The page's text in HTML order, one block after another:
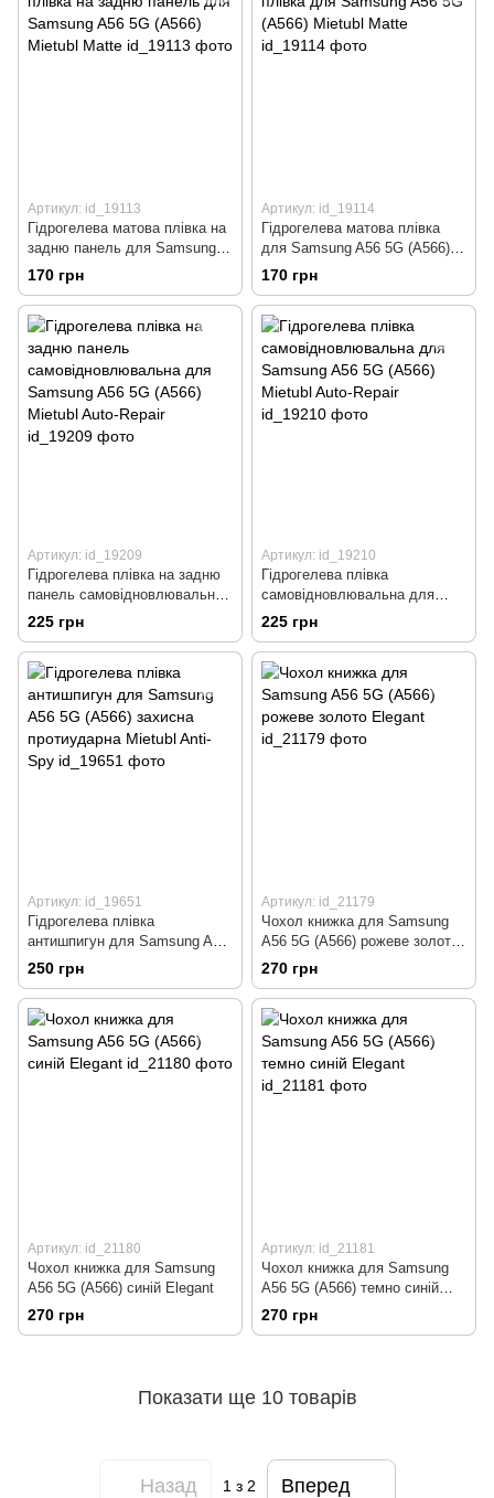
Артикул: id_19113
Гідрогелева матова плівка на
задню панель для Samsung
A56 5G (A566) Mietubl Matte
170 грн
Артикул: id_19114
Гідрогелева матова плівка
для Samsung A56 5G (A566)
Mietubl Matte
170 грн
Артикул: id_19209
Гідрогелева плівка на задню
панель самовідновлювальна
для Samsung A56 5G (A566)
Mietubl Auto-Repair
225 грн
Артикул: id_19210
Гідрогелева плівка
самовідновлювальна для
Samsung A56 5G (A566)
Mietubl Auto-Repair
225 грн
Артикул: id_19651
Гідрогелева плівка
антишпигун для Samsung A56
5G (A566) захисна
протиударна Mietubl Anti-Spy
250 грн
Артикул: id_21179
Чохол книжка для Samsung
A56 5G (A566) рожеве золото
Elegant
270 грн
Артикул: id_21180
Чохол книжка для Samsung
A56 5G (A566) синій Elegant
270 грн
Артикул: id_21181
Чохол книжка для Samsung
A56 5G (A566) темно синій
Elegant
270 грн
Показати ще 10 товарів
Назад 1з 2 Вперед